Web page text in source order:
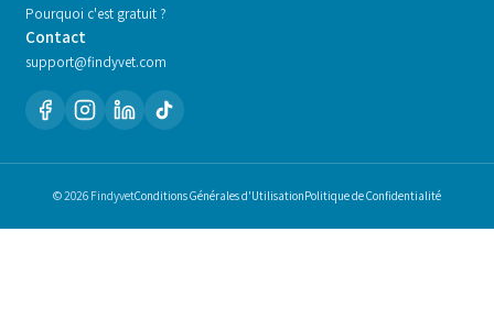
Pourquoi c'est gratuit ?
Contact
support@findyvet.com
© 2026 FindyvetConditions Générales d'UtilisationPolitique de Confidentialité